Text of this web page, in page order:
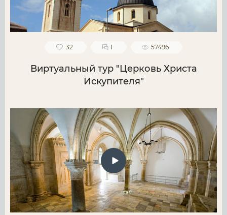
32 1 57496
Виртуальный тур "Церковь Христа
Искупителя"